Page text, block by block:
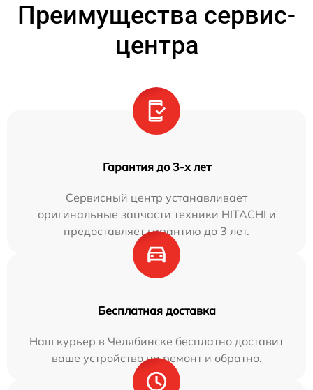
Преимущества сервис-
центра
Гарантия до 3-х лет
Сервисный центр устанавливает
оригинальные запчасти техники HITACHI и
предоставляет гарантию до 3 лет.
Бесплатная доставка
Наш курьер в Челябинске бесплатно доставит
ваше устройство на ремонт и обратно.